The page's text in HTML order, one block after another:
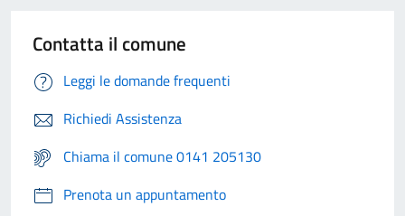
Contatta il comune
Leggi le domande frequenti
Richiedi Assistenza
Chiama il comune 0141 205130
Prenota un appuntamento